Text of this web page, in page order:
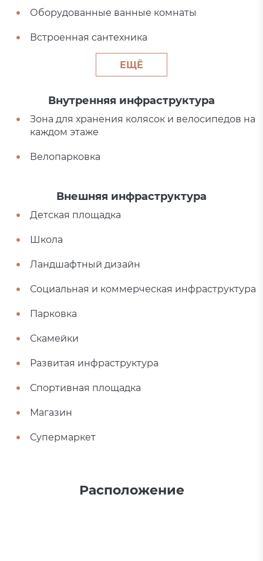
Оборудованные ванные комнаты
Встроенная сантехника
ЕЩЁ
Внутренняя инфраструктура
Зона для хранения колясок и велосипедов на
каждом этаже
Велопарковка
Внешняя инфраструктура
Детская площадка
Школа
Ландшафтный дизайн
Социальная и коммерческая инфраструктура
Парковка
Скамейки
Развитая инфраструктура
Спортивная площадка
Магазин
Супермаркет
Расположение